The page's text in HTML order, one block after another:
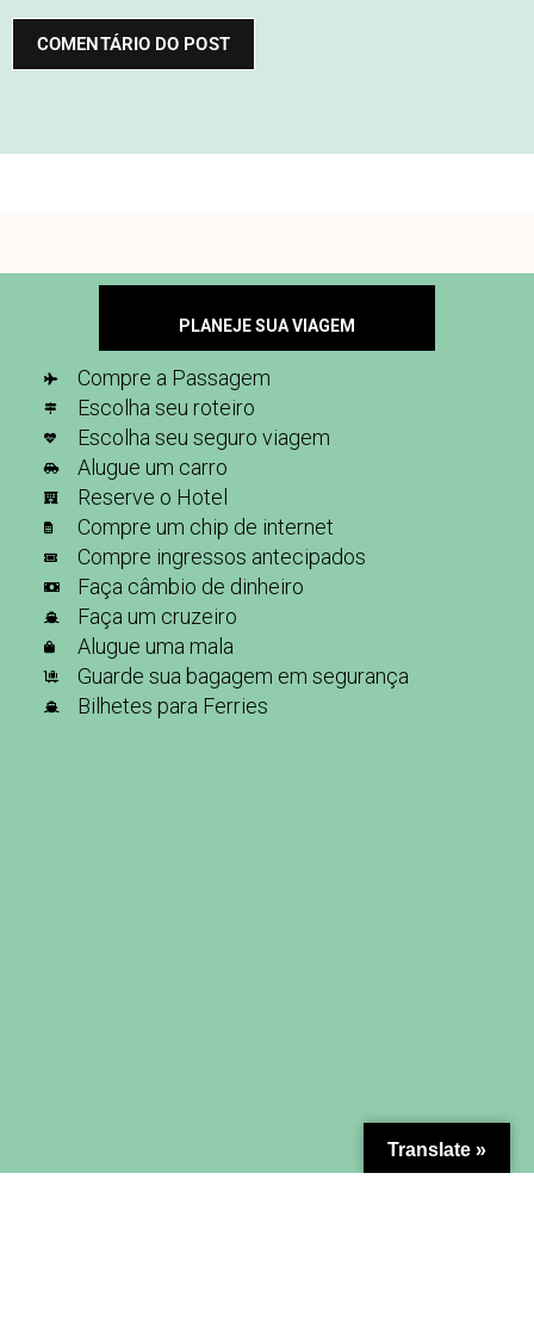
PLANEJE SUA VIAGEM
Compre a Passagem
Escolha seu roteiro
Escolha seu seguro viagem
Alugue um carro
Reserve o Hotel
Compre um chip de internet
Compre ingressos antecipados
Faça câmbio de dinheiro
Faça um cruzeiro
Alugue uma mala
Guarde sua bagagem em segurança
Bilhetes para Ferries
Translate »